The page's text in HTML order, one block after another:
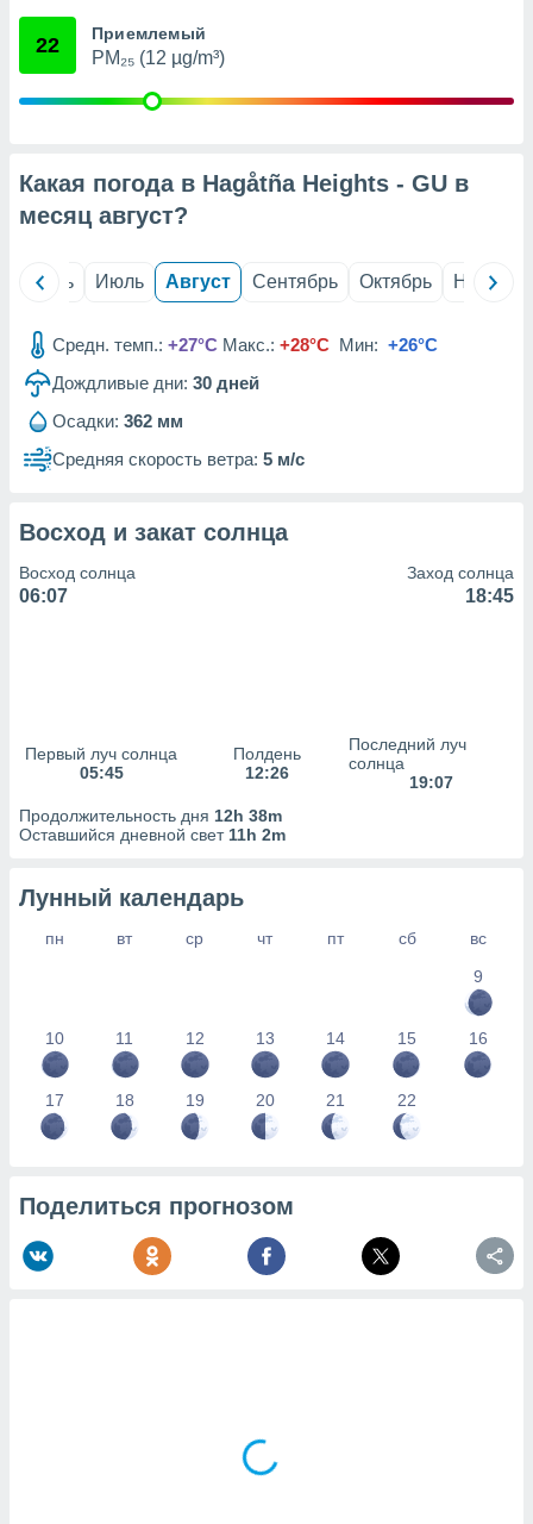
из
данных
рекламы
наших 1199
22 Приемлемый
PM₂₅ (12 µg/m³)
Какая погода в Hagåtña Heights - GU в
месяц август?
Июнь Июль Август Сентябрь Октябрь Ноябрь
Средн. темп.: +27°C Макс.: +28°C Мин: +26°C
Дождливые дни: 30 дней
Осадки: 362 мм
Средняя скорость ветра: 5 м/с
Восход и закат солнца
Восход солнца
06:07
Заход солнца
18:45
Первый луч солнца
05:45
Полдень
12:26
Последний луч
солнца
19:07
Продолжительность дня 12h 38m
Оставшийся дневной свет 11h 2m
Лунный календарь
пн вт ср чт пт сб
вс
9
10 11 12 13 14 15 16
17 18 19 20 21 22
Поделиться прогнозом